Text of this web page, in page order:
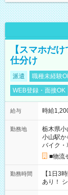
【スマホだ
仕分け
派遣 職種未経験
WEB登録・面接OK
給与 時給
勤務地
栃木県小
小山駅か
バイク・
■物流
勤務時間
【1日3
あり！
▼18:00